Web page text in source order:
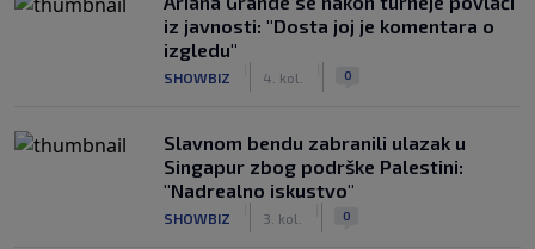
iz javnosti: "Dosta joj je komentara o
izgledu"
SHOWBIZ 4. kol. 0
Slavnom bendu zabranili ulazak u
Singapur zbog podrške Palestini:
"Nadrealno iskustvo"
SHOWBIZ 3. kol. 0